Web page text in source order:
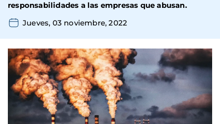
responsabilidades a las empresas que abusan.
Jueves, 03 noviembre, 2022